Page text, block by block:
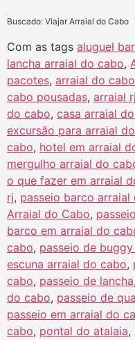
Buscado: Viajar Arraial do Cabo
Com as tags aluguel
lancha arraial do cabo,
pacotes, arraial do
cabo pousadas, arraial rj
do cabo, casa arraial
excursão para arraial
cabo, hotel em arraial
mergulho arraial do
o que fazer em arraial
rj, passeio barco arraial
Arraial do Cabo,
barco em arraial do
cabo, passeio de
escuna arraial do cabo,
cabo, passeio de lancha,
do cabo, passeio de
passeio em arraial do
cabo, pontal do atalaia,